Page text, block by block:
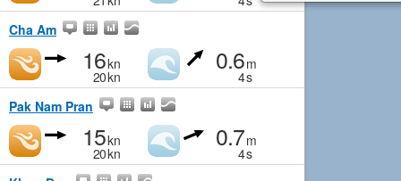
Cha Am
16kn
20kn
0.6m
4s
Pak Nam Pran
15kn
20kn
0.7m
4s